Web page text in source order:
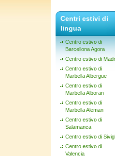
Centri estivi di
lingua
Centro estivo di
Barcellona Agora
Centro estivo di
Centro estivo di
Marbella Albergue
Centro estivo di
Marbella Alboran
Centro estivo di
Marbella Aleman
Centro estivo di
Salamanca
Centro estivo di
Centro estivo di
Valencia